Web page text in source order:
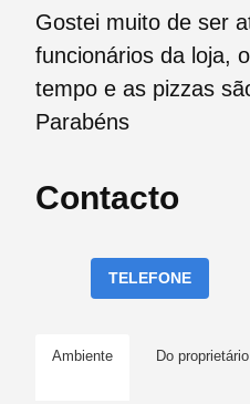
Gostei muito de ser
funcionários da loja,
tempo e as pizzas
Parabéns
Contacto
TELEFONE
Ambiente Do proprietário